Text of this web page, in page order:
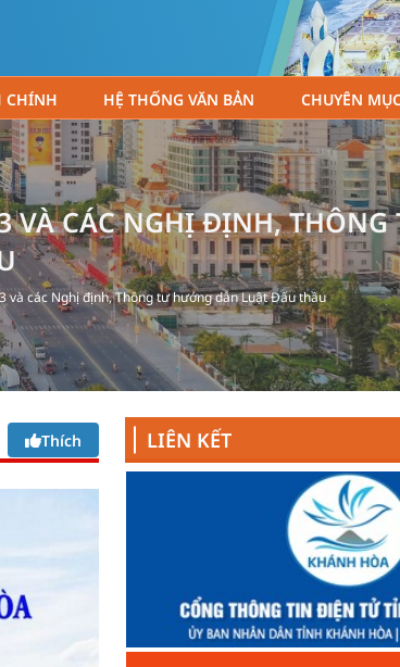
CHÍNH HỆ THỐNG VĂN BẢN CHUYÊN
VÀ CÁC NGHỊ ĐỊNH,
các Nghị định, Thông tư hướng dẫn Luật Đấu thầu
Thích LIÊN KẾT